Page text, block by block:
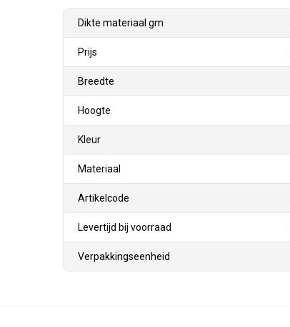
Dikte materiaal gm
Prijs
Breedte
Hoogte
Kleur
Materiaal
Artikelcode
Levertijd bij voorraad
Verpakkingseenheid